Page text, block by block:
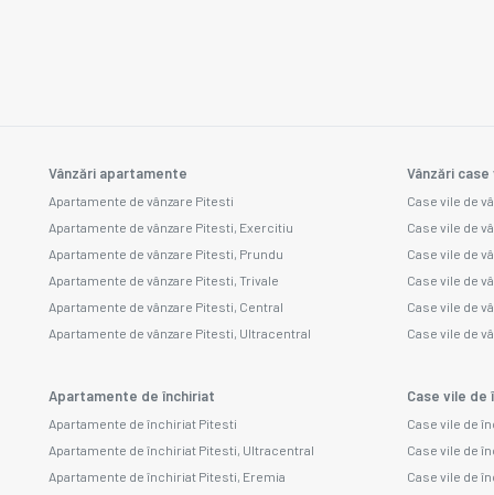
Vânzări apartamente
Apartamente de vânzare Pitesti
Apartamente de vânzare Pitesti, Exercitiu
Apartamente de vânzare Pitesti, Prundu
Apartamente de vânzare Pitesti, Trivale
Apartamente de vânzare Pitesti, Central
Apartamente de vânzare Pitesti, Ultracentral
Vânzări case
Case vile de
Case vile de
Case vile de
Case vile de
Case vile de
Case vile de
Apartamente de închiriat
Apartamente de închiriat Pitesti
Apartamente de închiriat Pitesti, Ultracentral
Apartamente de închiriat Pitesti, Eremia
Case vile de
Case vile de
Case vile de
Case vile de